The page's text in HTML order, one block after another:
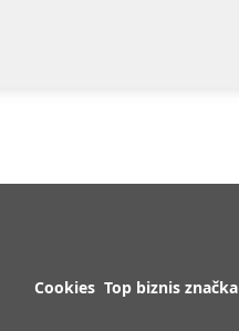
Cookies Top biznis značka